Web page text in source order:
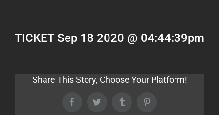
TICKET Sep 18 2020 @ 04:44:39pm
Share This Story, Choose Your Platform!
FacebookTwitter Tumblr